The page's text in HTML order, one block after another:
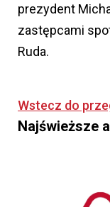
prezydent
zastępcami
Ruda.
Wstecz do
Najświeższe